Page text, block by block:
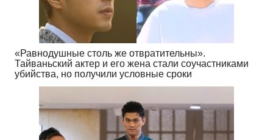
«Равнодушные столь же отвратительны».
Тайваньский актер и его жена стали соучастниками
убийства, но получили условные сроки